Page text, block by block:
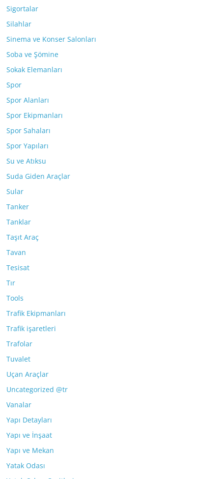
Sigortalar
Silahlar
Sinema ve Konser Salonları
Soba ve Şömine
Sokak Elemanları
Spor
Spor Alanları
Spor Ekipmanları
Spor Sahaları
Spor Yapıları
Su ve Atıksu
Suda Giden Araçlar
Sular
Tanker
Tanklar
Taşıt Araç
Tavan
Tesisat
Tır
Tools
Trafik Ekipmanları
Trafik işaretleri
Trafolar
Tuvalet
Uçan Araçlar
Uncategorized @tr
Vanalar
Yapı Detayları
Yapı ve İnşaat
Yapı ve Mekan
Yatak Odası